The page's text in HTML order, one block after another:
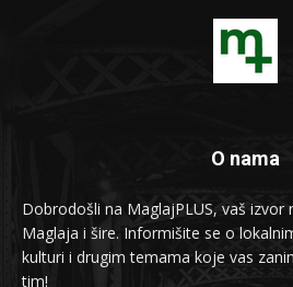
O nama
Dobrodošli na MaglajPLUS, vaš izvor
Maglaja i šire. Informišite se o
kulturi i drugim temama koje vas
tim!